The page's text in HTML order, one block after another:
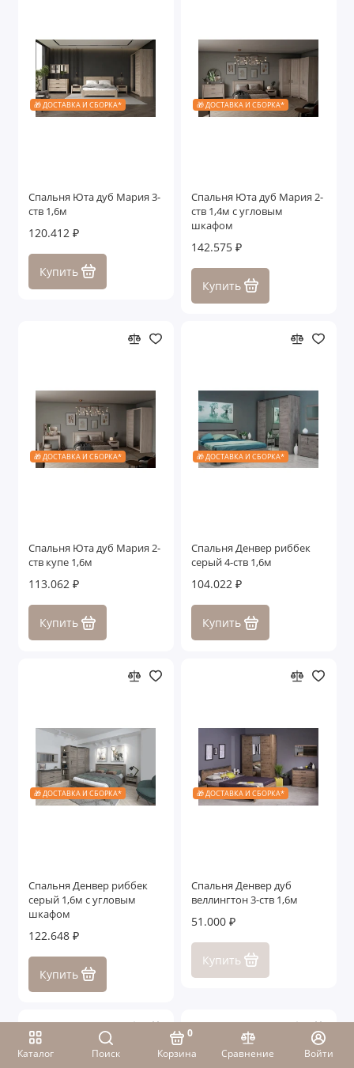
Каталог Поиск Корзина
0
Сравнение
Войти
🎁 ДОСТАВКА И СБОРКА*
Спальня Юта дуб Мария 3-
ств 1,6м
120.412 ₽
Купить
🎁 ДОСТАВКА И СБОРКА*
Спальня Юта дуб Мария 2-
ств 1,4м с угловым
шкафом
142.575 ₽
Купить
🎁 ДОСТАВКА И СБОРКА*
Спальня Юта дуб Мария 2-
ств купе 1,6м
113.062 ₽
Купить
🎁 ДОСТАВКА И СБОРКА*
Спальня Денвер риббек
серый 4-ств 1,6м
104.022 ₽
Купить
🎁 ДОСТАВКА И СБОРКА*
Спальня Денвер риббек
серый 1,6м c угловым
шкафом
122.648 ₽
Купить
🎁 ДОСТАВКА И СБОРКА*
Спальня Денвер дуб
веллингтон 3-ств 1,6м
51.000 ₽
Купить